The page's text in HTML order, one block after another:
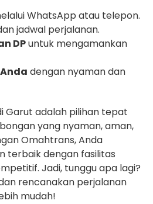
WhatsApp atau telepon.
jadwal perjalanan.
DPuntuk mengamankan
dengan nyaman dan
Garut adalah pilihan tepat
yang nyaman, aman,
Omahtrans, Anda
terbaik dengan fasilitas
Jadi, tunggu apa lagi?
rencanakan perjalanan
mudah!